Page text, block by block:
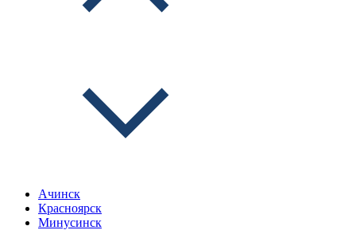
Ачинск
Красноярск
Минусинск